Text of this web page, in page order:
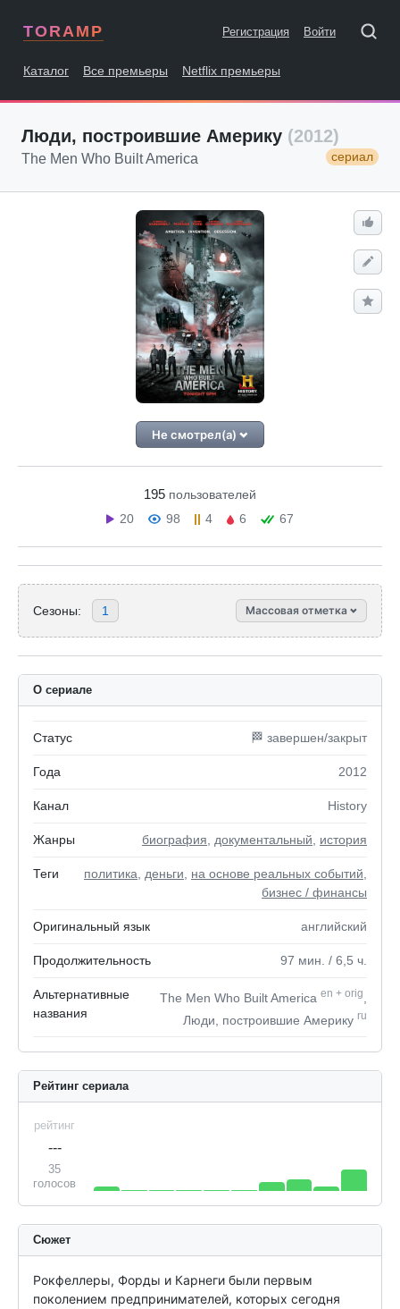
TORAMP Регистрация Войти
Каталог Все премьеры Netflix премьеры
Люди, построившие Америку (2012)
сериал
The Men Who Built America
Не смотрел(а)
195 пользователей
20
98 4 6 67
Сезоны: 1 Массовая отметка
О сериале
Статус 🏁 завершен/закрыт
Года 2012
Канал History
Жанры биография документальный история
Теги политика деньги на основе реальных событий
бизнес / финансы
Оригинальный язык английский
Продолжительность 97 мин. / 6,5 ч.
Альтернативные
названия
The Men Who Built America en + orig
Люди, построившие Америку ru
Рейтинг сериала
рейтинг
---
35
голосов
Сюжет
Рокфеллеры, Форды и Карнеги были первым
поколением предпринимателей, которых сегодня